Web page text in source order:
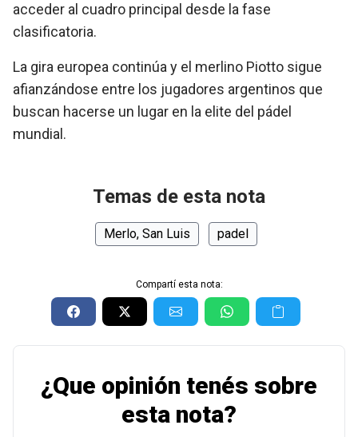
acceder al cuadro principal desde la fase
clasificatoria.
La gira europea continúa y el merlino Piotto sigue
afianzándose entre los jugadores argentinos que
buscan hacerse un lugar en la elite del pádel
mundial.
Temas de esta nota
Merlo, San Luis padel
Compartí esta nota:
¿Que opinión tenés sobre
esta nota?